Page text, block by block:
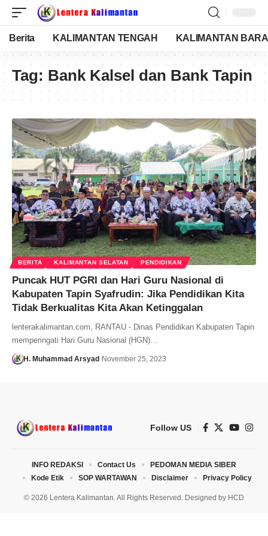
Berita KALIMANTAN TENGAH KALIMANTAN
Tag: Bank Kalsel dan Bank Tapin
BERITA KALIMANTAN SELATAN PENDIDIKAN
Puncak HUT PGRI dan Hari Guru Nasional di
Kabupaten Tapin Syafrudin: Jika Pendidikan Kita
Tidak Berkualitas Kita Akan Ketinggalan
lenterakalimantan.com, RANTAU - Dinas Pendidikan Kabupaten Tapin
memperingati Hari Guru Nasional (HGN)…
H. Muhammad Arsyad November 25, 2023
Follow US
© 2026 Lentera Kalimantan. All Rights Reserved. Designed by HCD
INFO REDAKSI Contact Us
PEDOMAN MEDIA SIBER
Kode Etik
SOP WARTAWAN Disclaimer Privacy Policy